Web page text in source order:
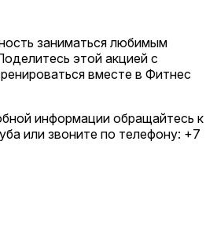
заниматься любимым
этой акцией с
вместе в Фитнес
информации обращайтесь к
или звоните по телефону: +7